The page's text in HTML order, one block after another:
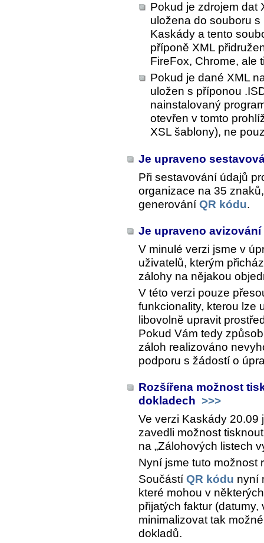
Pokud je zdrojem dat
uložena do souboru
Kaskády a tento
příponě XML
FireFox, Chrome, ale
Pokud je dané XML
uložen s příponou
nainstalovaný
otevřen v tomto
XSL šablony), ne
Je upraveno
Při sestavování údajů
organizace na 35
generování QR kódu.
Je upraveno
V minulé verzi jsme v
uživatelů, kterým
zálohy na nějakou
V této verzi pouze
funkcionality, kterou lze
libovolně upravit
Pokud Vám tedy
záloh realizováno
podporu s žádostí o
Rozšířena možnost
dokladech >>>
Ve verzi Kaskády
zavedli možnost
na „Zálohových listech
Nyní jsme tuto možnost
Součástí QR kódu nyní
které mohou v
přijatých faktur
minimalizovat tak
dokladů.